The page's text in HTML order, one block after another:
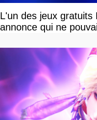
L'un des jeux gratuits
annonce qui ne